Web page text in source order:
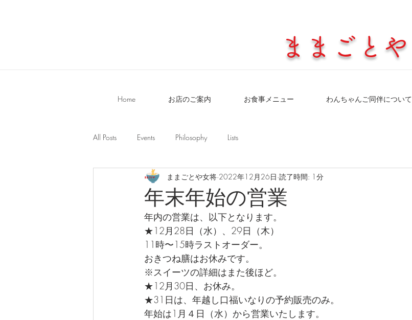
​ままごとや
Home お店のご案内 お食事メニュー わんちゃんご同伴について
All Posts Events Philosophy Lists
年末年始の営業
ままごとや女将 2022年12月26日 読了時間: 1分
年内の営業は、以下となります。
★12月28日（水）、29日（木）
11時〜15時ラストオーダー。
おきつね膳はお休みです。
※スイーツの詳細はまた後ほど。
★12月30日、お休み。
★31日は、年越し口福いなりの予約販売のみ。
年始は1月４日（水）から営業いたします。